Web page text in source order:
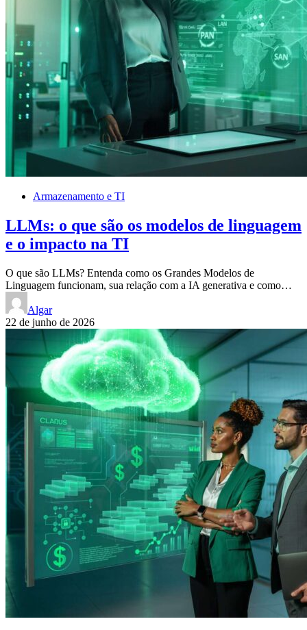
Armazenamento e TI
LLMs: o que são os modelos de linguagem
e o impacto na TI
O que são LLMs? Entenda como os Grandes Modelos de
Linguagem funcionam, sua relação com a IA generativa e como…
Algar
22 de junho de 2026